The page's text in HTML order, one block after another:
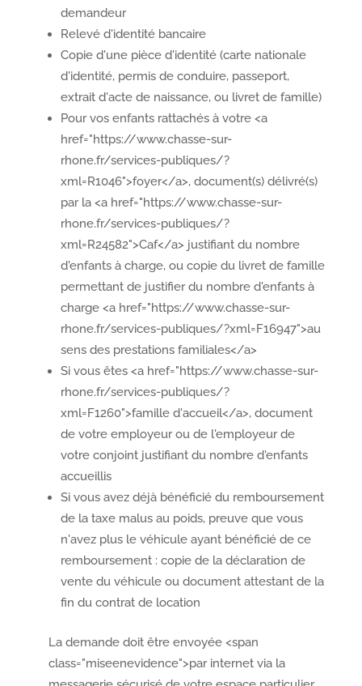
demandeur
Relevé d'identité bancaire
Copie d'une pièce d'identité (carte nationale
d'identité, permis de conduire, passeport,
extrait d'acte de naissance, ou livret de famille)
Pour vos enfants rattachés à votre <a
href="https://www.chasse-sur-
rhone.fr/services-publiques/?
xml=R1046">foyer</a>, document(s) délivré(s)
par la <a href="https://www.chasse-sur-
rhone.fr/services-publiques/?
xml=R24582">Caf</a> justifiant du nombre
d'enfants à charge, ou copie du livret de famille
permettant de justifier du nombre d'enfants à
charge <a href="https://www.chasse-sur-
rhone.fr/services-publiques/?xml=F16947">au
sens des prestations familiales</a>
Si vous êtes <a href="https://www.chasse-sur-
rhone.fr/services-publiques/?
xml=F1260">famille d'accueil</a>, document
de votre employeur ou de l'employeur de
votre conjoint justifiant du nombre d'enfants
accueillis
Si vous avez déjà bénéficié du remboursement
de la taxe malus au poids, preuve que vous
n'avez plus le véhicule ayant bénéficié de ce
remboursement : copie de la déclaration de
vente du véhicule ou document attestant de la
fin du contrat de location
La demande doit être envoyée <span
class="miseenevidence">par internet via la